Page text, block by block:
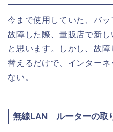
今まで使用していた、バ
故障した際、量販店で新
と思います。しかし、故
替えるだけで、インターネ
ない。
無線LAN ルーターの取